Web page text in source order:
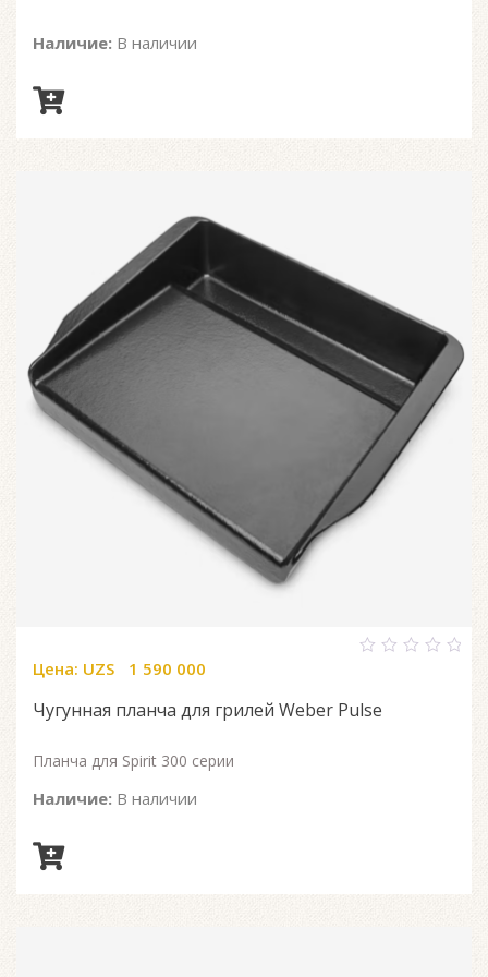
Наличие: В наличии
5
Цена: UZS 1 590 000
Чугунная планча для грилей Weber Pulse
Планча для Spirit 300 серии
Наличие: В наличии